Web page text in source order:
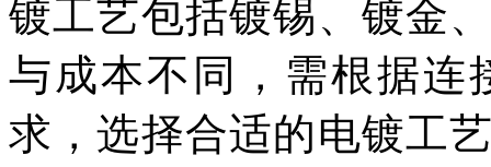
镀工艺包括镀锡、镀金
与成本不同，需根据连
求，选择合适的电镀工